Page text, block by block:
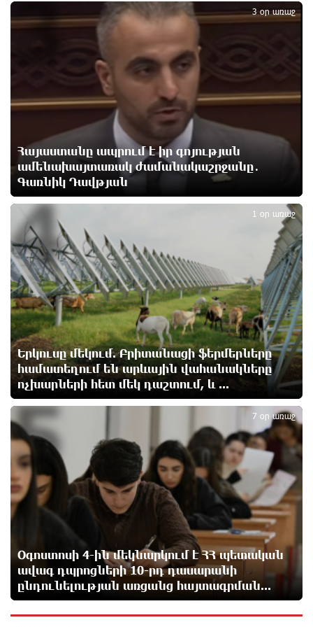
Արտակարգ դեպք՝ Երևանում․ կոտրել են «Հույս
բոլոր մարդկանց» հիմնադրամի շենքի
պատուհաններն ու դռները
Ալիևն ու Թրամփը հեռախոսազրույց են ունեցել
«Ինտեր»-ը հաղթեց «Յուվենտուս»-ին
1 օր առաջ
Քրեական վարույթի շրջանակում անձի անձնական
և ընտանեկան կյանքին առնչվող տվյալների
անհարկի հրապարակումն անթույլատրելի է. ՄԻՊ
1 օր առաջ
Զելենսկին ու Վուչիչը քննարկել են
համագործակցությունն ընդլայնելու
հնարավորությունները
1 օր առաջ
Հրդեհի ահազանգ Սայաթ-Նովա պողոտայում.
շենքից տարհանվել է 5 բնակիչ
1 օր առաջ
Ճապոնական Յակիշիմե կերամիկայի
ցուցահանդեսը երկարաձգվել է մինչև օգոստոսի
30-ը
1 օր առաջ
Որոնվում է նախաձեռնված քրեական վարույթի
շրջանակներում
Հայաստանը ապրում է իր գոյության
ամենախայտառակ ժամանակաշրջանը․
Գառնիկ Դավթյան
3 օր առաջ
3
Երկուսը մեկում. Բրիտանացի ֆերմերները
համատեղում են արևային վահանակները
ոչխարների հետ մեկ դաշտում, և ...
1 օր առաջ
4
Օգոստոսի 4-ին մեկնարկում է ՀՀ պետական
ավագ դպրոցների 10-րդ դասարանի
ընդունելության առցանց հայտագրման...
7 օր առաջ
5